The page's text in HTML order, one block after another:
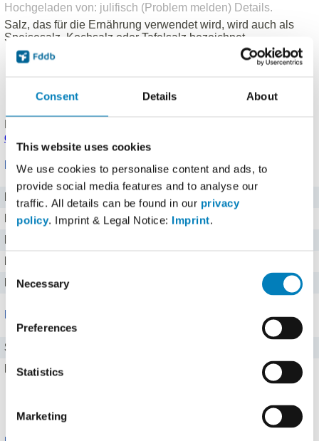
Consent Details About
This website uses cookies
We use cookies to personalise content and ads, to
provide social media features and to analyse our
traffic. All details can be found in our privacy
policy. Imprint & Legal Notice: Imprint.
Selection
Necessary
Preferences
Statistics
Marketing
Hochgeladen von: julifisch (Problem melden) Details.
Salz, das für die Ernährung verwendet wird, wird auch als
Speisesalz, Kochsalz oder Tafelsalz bezeichnet.
Fructosefrei
Laktosefrei
den Produktdaten
Nährwerte für 100 g
Brennwert
0 kj kJ
Kalorien
0 kcal
Fett
Salz
Eisen